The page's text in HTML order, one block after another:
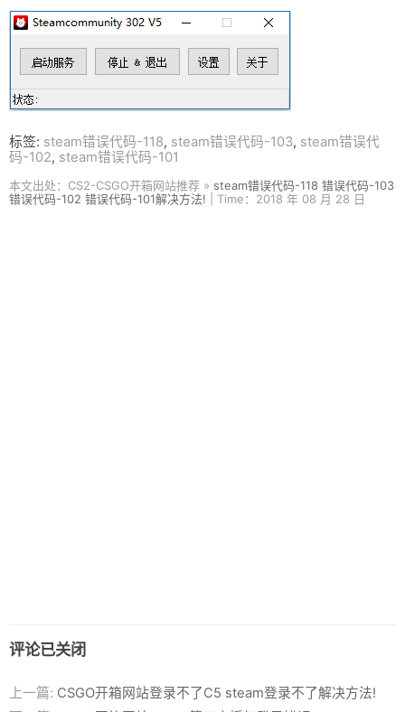
标签: steam错误代码-118, steam错误代码-103, steam错误代
码-102, steam错误代码-101
本文出处：CS2-CSGO开箱网站推荐 » steam错误代码-118 错误代码-103
错误代码-102 错误代码-101解决方法! | Time：2018 年 08 月 28 日
评论已关闭
上一篇: CSGO开箱网站登录不了C5 steam登录不了解决方法!